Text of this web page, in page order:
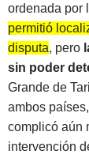
ordenada por
permitió
disputa, pero
sin poder
Grande de
ambos
complicó aún
intervención